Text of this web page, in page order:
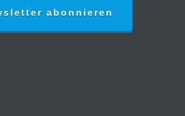
abonnieren